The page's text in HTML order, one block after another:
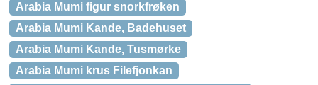
Arabia Mumi figur snorkfrøken
Arabia Mumi Kande, Badehuset
Arabia Mumi Kande, Tusmørke
Arabia Mumi krus Filefjonkan